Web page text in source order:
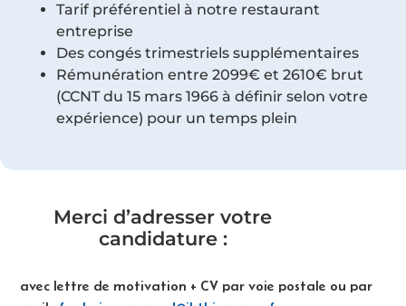
Tarif préférentiel à notre restaurant
entreprise
Des congés trimestriels supplémentaires
Rémunération entre 2099€ et 2610€ brut
(CCNT du 15 mars 1966 à définir selon votre
expérience) pour un temps plein
Merci d’adresser votre
candidature :
avec lettre de motivation + CV par voie postale ou par